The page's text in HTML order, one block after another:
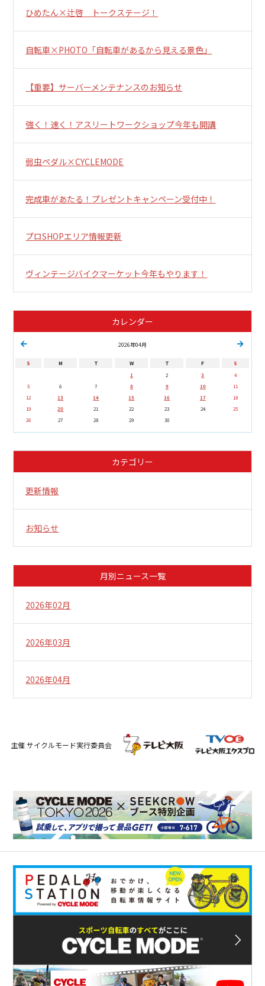
ひめたん×辻啓 トークステージ！
自転車×PHOTO「自転車があるから見える景色」
【重要】サーバーメンテナンスのお知らせ
強く！速く！アスリートワークショップ今年も開講
弱虫ペダル×CYCLEMODE
完成車があたる！プレゼントキャンペーン受付中！
プロSHOPエリア情報更新
ヴィンテージバイクマーケット今年もやります！
カレンダー
2026年04月
S M T W T F
S
1
2 3
4
5
6 7 8 9 10
11
12
13 14 15 16 17
18
19
20 21 22 23 24
25
26
27 28 29 30
カテゴリー
更新情報
お知らせ
月別ニュース一覧
2026年02月
2026年03月
2026年04月
主催 サイクルモード実行委員会